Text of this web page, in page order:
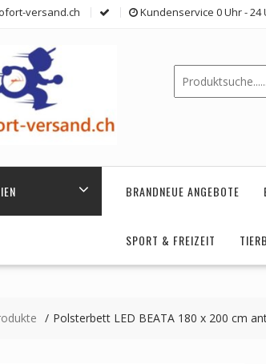
versand.ch Kundenservice 0 Uhr - 24
BRANDNEUE ANGEBOTE
SPORT & FREIZEIT
Polsterbett LED BEATA 180 x 200 cm